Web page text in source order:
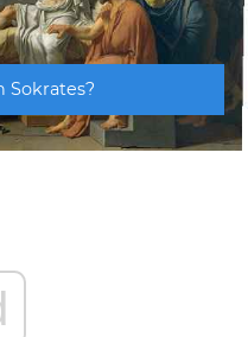
Sokrates?